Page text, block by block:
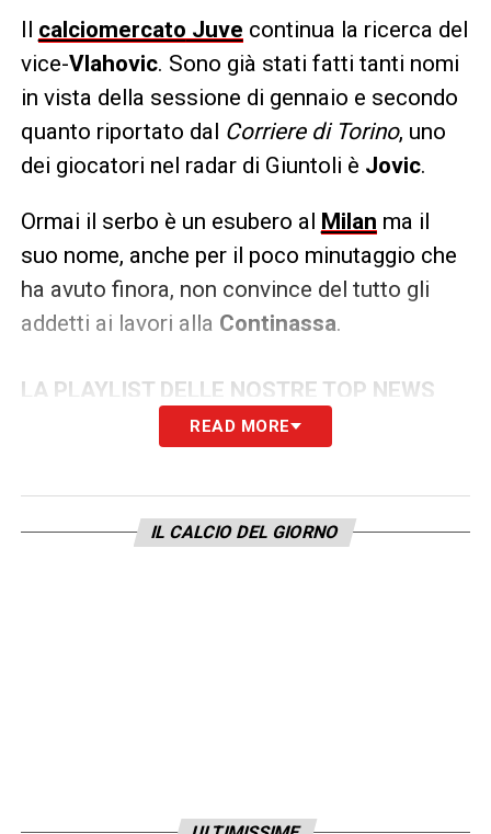
Il calciomercato Juve continua la ricerca del
vice-Vlahovic. Sono già stati fatti tanti nomi
in vista della sessione di gennaio e secondo
quanto riportato dal Corriere di Torino, uno
dei giocatori nel radar di Giuntoli è Jovic.
Ormai il serbo è un esubero al Milan ma il
suo nome, anche per il poco minutaggio che
ha avuto finora, non convince del tutto gli
addetti ai lavori alla Continassa.
LA PLAYLIST DELLE NOSTRE TOP NEWS
READ MORE
IL CALCIO DEL GIORNO